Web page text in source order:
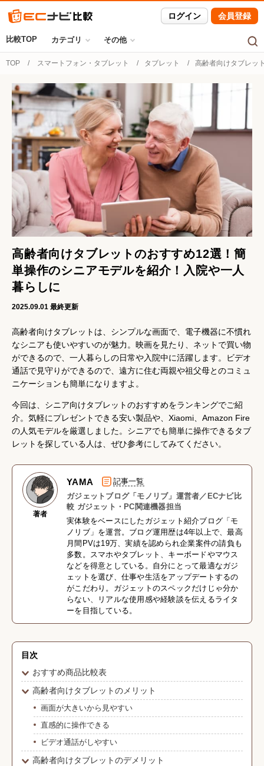
ログイン 会員登録
比較TOP カテゴリ その他
TOP スマートフォン・タブレット タブレット 高齢者向けタブレッ
高齢者向けタブレットのおすすめ12選！簡
単操作のシニアモデルを紹介！入院や一人
暮らしに
2025.09.01 最終更新
高齢者向けタブレットは、シンプルな画面で、電子機器に不慣れ
なシニアも使いやすいのが魅力。映画を見たり、ネットで買い物
ができるので、一人暮らしの日常や入院中に活躍します。ビデオ
通話で見守りができるので、遠方に住む両親や祖父母とのコミュ
ニケーションも簡単になりますよ。
今回は、シニア向けタブレットのおすすめをランキングでご紹
介。気軽にプレゼントできる安い製品や、Xiaomi、Amazon Fire
の人気モデルを厳選しました。シニアでも簡単に操作できるタブ
レットを探している人は、ぜひ参考にしてみてください。
著者
YAMA
記事一覧
ガジェットブログ「モノリブ」運営者／ECナビ比
較 ガジェット・PC関連機器担当
実体験をベースにしたガジェット紹介ブログ「モ
ノリブ」を運営。ブログ運用歴は4年以上で、最高
月間PVは19万、実績を認められ企業案件の請負も
多数。スマホやタブレット、キーボードやマウス
などを得意としている。自分にとって最適なガジ
ェットを選び、仕事や生活をアップデートするの
がこだわり。ガジェットのスペックだけじゃ分か
らない、リアルな使用感や経験談を伝えるライタ
ーを目指している。
目次
おすすめ商品比較表
高齢者向けタブレットのメリット
画面が大きいから見やすい
直感的に操作できる
ビデオ通話がしやすい
高齢者向けタブレットのデメリット